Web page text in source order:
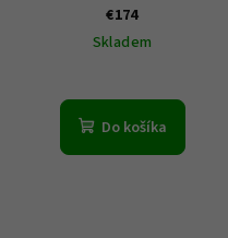
€174
Skladem
Do košíka